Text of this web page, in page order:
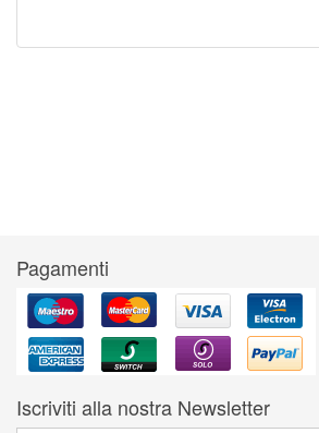
Pagamenti
Iscriviti alla nostra Newsletter